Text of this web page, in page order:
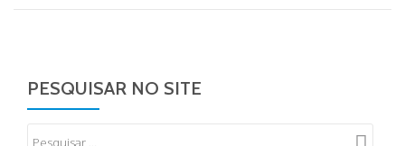
PESQUISAR NO SITE